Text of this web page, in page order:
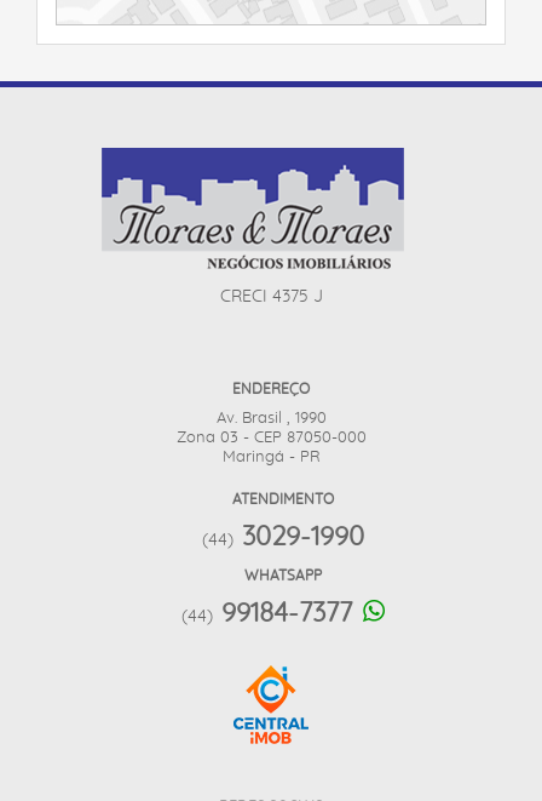
CRECI 4375 J
ENDEREÇO
Av. Brasil , 1990
Zona 03 - CEP 87050-000
Maringá - PR
ATENDIMENTO
(44) 3029-1990
WHATSAPP
(44) 99184-7377